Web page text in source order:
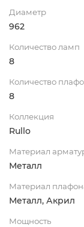
Диаметр
962
Количество ламп
8
Количество
8
Коллекция
Rullo
Материал
Металл
Материал
Металл, Акрил
Мощность